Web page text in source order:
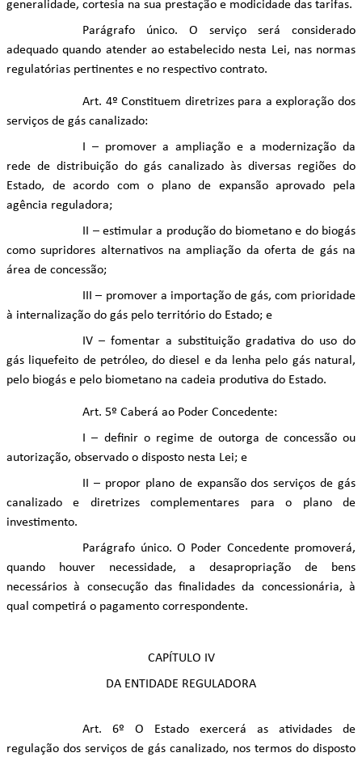
generalidade, cortesia na sua prestação e modicidade das tarifas.
Parágrafo único. O serviço será considerado
adequado quando atender ao estabelecido nesta Lei, nas normas
regulatórias pertinentes e no respectivo contrato.
Art. 4º Constituem diretrizes para a exploração dos
serviços de gás canalizado:
I – promover a ampliação e a modernização da
rede de distribuição do gás canalizado às diversas regiões do
Estado, de acordo com o plano de expansão aprovado pela
agência reguladora;
II – estimular a produção do biometano e do biogás
como supridores alternativos na ampliação da oferta de gás na
área de concessão;
III – promover a importação de gás, com prioridade
à internalização do gás pelo território do Estado; e
IV – fomentar a substituição gradativa do uso do
gás liquefeito de petróleo, do diesel e da lenha pelo gás natural,
pelo biogás e pelo biometano na cadeia produtiva do Estado.
Art. 5º Caberá ao Poder Concedente:
I – definir o regime de outorga de concessão ou
autorização, observado o disposto nesta Lei; e
II – propor plano de expansão dos serviços de gás
canalizado e diretrizes complementares para o plano de
investimento.
Parágrafo único. O Poder Concedente promoverá,
quando houver necessidade, a desapropriação de bens
necessários à consecução das finalidades da concessionária, à
qual competirá o pagamento correspondente.
CAPÍTULO IV
DA ENTIDADE REGULADORA
Art. 6º O Estado exercerá as atividades de
regulação dos serviços de gás canalizado, nos termos do disposto